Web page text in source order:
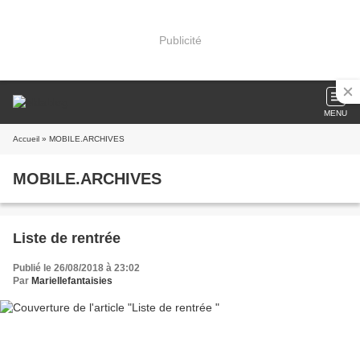
Publicité
MENU
Accueil » MOBILE.ARCHIVES
MOBILE.ARCHIVES
Liste de rentrée
Publié le 26/08/2018 à 23:02
Par Mariellefantaisies